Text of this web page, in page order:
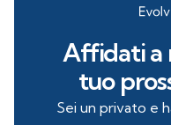
Affidati a
tuo
Sei un privato e